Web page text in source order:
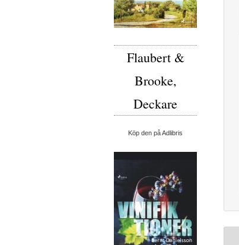
Flaubert &
Brooke,
Deckare
Köp den på Adlibris